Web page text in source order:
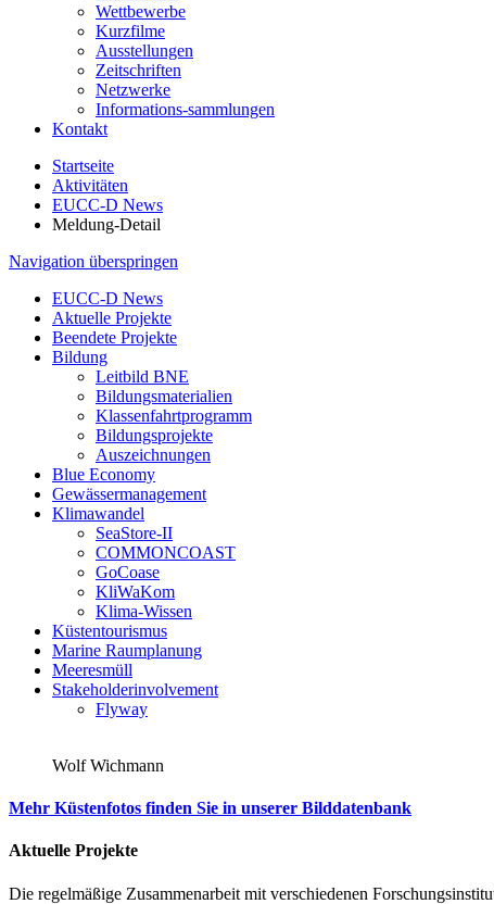
Wettbewerbe
Kurzfilme
Ausstellungen
Zeitschriften
Netzwerke
Informations-sammlungen
Kontakt
Startseite
Aktivitäten
EUCC-D News
Meldung-Detail
Navigation überspringen
EUCC-D News
Aktuelle Projekte
Beendete Projekte
Bildung
Leitbild BNE
Bildungsmaterialien
Klassenfahrtprogramm
Bildungsprojekte
Auszeichnungen
Blue Economy
Gewässermanagement
Klimawandel
SeaStore-II
COMMONCOAST
GoCoase
KliWaKom
Klima-Wissen
Küstentourismus
Marine Raumplanung
Meeresmüll
Stakeholderinvolvement
Flyway
Wolf Wichmann
Mehr Küstenfotos finden Sie in unserer Bilddatenbank
Aktuelle Projekte
Die regelmäßige Zusammenarbeit mit verschiedenen